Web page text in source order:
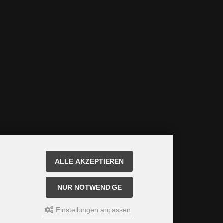
ALLE AKZEPTIEREN
NUR NOTWENDIGE
Einstellungen anpassen